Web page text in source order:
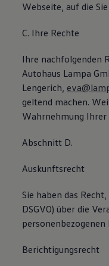
Webseite, auf die
C. Ihre Rechte
Ihre nachfolgenden
Autohaus Lampa
Lengerich,
geltend machen.
Wahrnehmung
Abschnitt D.
Auskunftsrecht
Sie haben das
DSGVO) über die
Berichtigungsrecht